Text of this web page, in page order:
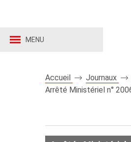
MENU
Accueil Journaux
Arrêté Ministériel n°